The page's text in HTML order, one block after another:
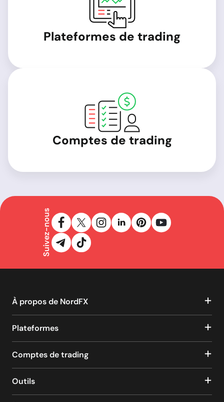
Plateformes de trading
Comptes de trading
Suivez-nous
À propos de NordFX
Plateformes
Comptes de trading
Outils